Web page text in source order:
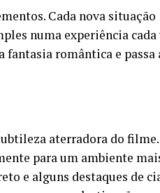
Cada nova situação
numa experiência cada
fantasia romântica e passa
aterradora do
para um ambiente
e alguns destaques de